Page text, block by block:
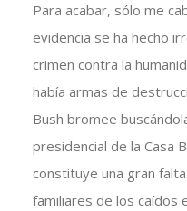
Para acabar, sólo me
evidencia se ha hecho
crimen contra la
había armas de
Bush bromee
presidencial de la Casa
constituye una gran
familiares de los caídos